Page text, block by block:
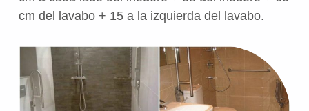
cm del lavabo + 15 a la izquierda del lavabo.